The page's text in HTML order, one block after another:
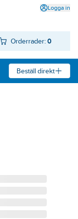
Logga in
Orderrader: 0
Beställ direkt